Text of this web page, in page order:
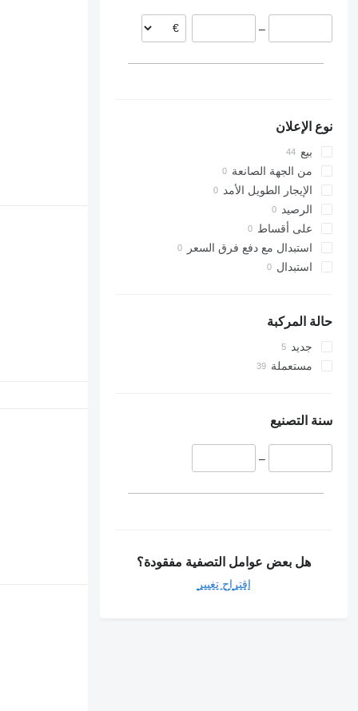
ليتوانيا
–
نوع الإعلان
بيع
من الجهة الصانعة
الإيجار الطويل الأمد
الرصيد
على أقساط
استبدال مع دفع فرق السعر
استبدال
حالة المركبة
جديد
مستعملة
سنة التصنيع
–
هل بعض عوامل التصفية مفقودة؟
اقتراح تغيير